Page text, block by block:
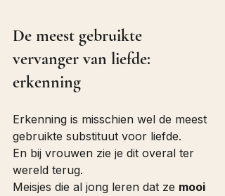
De meest gebruikte
vervanger van liefde:
erkenning
Erkenning is misschien wel de meest
gebruikte substituut voor liefde.
En bij vrouwen zie je dit overal ter
wereld terug.
Meisjes die al jong leren dat ze mooi